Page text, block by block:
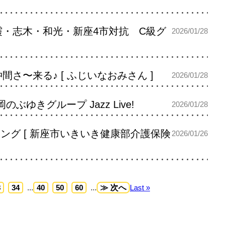
2026/01/28
・志木・和光・新座4市対抗 C級グ
2026/01/28
さ〜来る♪ [ ふじいなおみさん ]
2026/01/28
のぶゆきグループ Jazz Live!
2026/01/26
グ [ 新座市いきいき健康部介護保険
34 ... 40 50 60 ... ≫ 次へ Last »